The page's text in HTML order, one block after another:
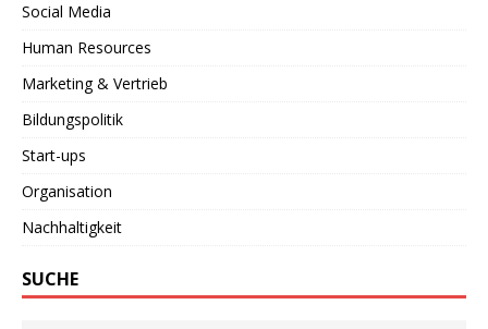
Social Media
Human Resources
Marketing & Vertrieb
Bildungspolitik
Start-ups
Organisation
Nachhaltigkeit
SUCHE